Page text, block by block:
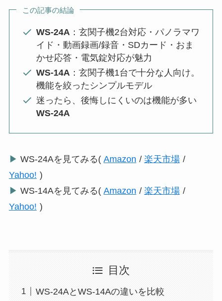
この記事の結論
WS-24A ：玄関子機2台対応・パノラマワ
イド・動画録画/録音・SDカード・おま
かせ応答・電気錠対応が魅力
WS-14A：玄関子機1台で十分な人向け。
機能を絞ったシンプルモデル
迷ったら、後悔しにくいのは機能が多い
WS-24A
▶ WS-24Aを見てみる( Amazon / 楽天市場 /
Yahoo! )
▶ WS-14Aを見てみる( Amazon / 楽天市場 /
Yahoo! )
目次
WS-24AとWS-14Aの違いを比較